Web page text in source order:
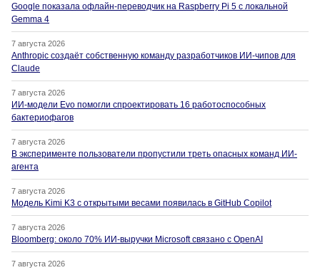
Google показала офлайн-переводчик на Raspberry Pi 5 с локальной
Gemma 4
7 августа 2026
Anthropic создаёт собственную команду разработчиков ИИ-чипов для
Claude
7 августа 2026
ИИ-модели Evo помогли спроектировать 16 работоспособных
бактериофагов
7 августа 2026
В эксперименте пользователи пропустили треть опасных команд ИИ-
агента
7 августа 2026
Модель Kimi K3 с открытыми весами появилась в GitHub Copilot
7 августа 2026
Bloomberg: около 70% ИИ-выручки Microsoft связано с OpenAI
7 августа 2026